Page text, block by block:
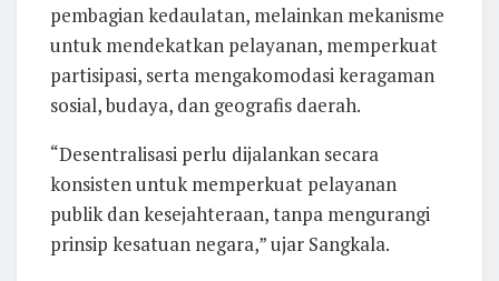
pembagian kedaulatan, melainkan mekanisme
untuk mendekatkan pelayanan, memperkuat
partisipasi, serta mengakomodasi keragaman
sosial, budaya, dan geografis daerah.
“Desentralisasi perlu dijalankan secara
konsisten untuk memperkuat pelayanan
publik dan kesejahteraan, tanpa mengurangi
prinsip kesatuan negara,” ujar Sangkala.